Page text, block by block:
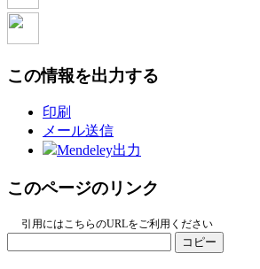
この情報を出力する
印刷
メール送信
Mendeley出力
このページのリンク
引用にはこちらのURLをご利用ください
コピー